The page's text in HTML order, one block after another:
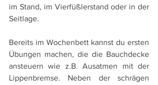
im Stand, im Vierfüßlerstand oder in der
Seitlage.
Bereits im Wochenbett kannst du ersten
Übungen machen, die die Bauchdecke
ansteuern wie z.B. Ausatmen mit der
Lippenbremse. Neben der schrägen